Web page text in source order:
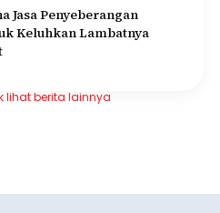
Jasa Penyeberangan
Keluhkan Lambatnya
lihat berita lainnya